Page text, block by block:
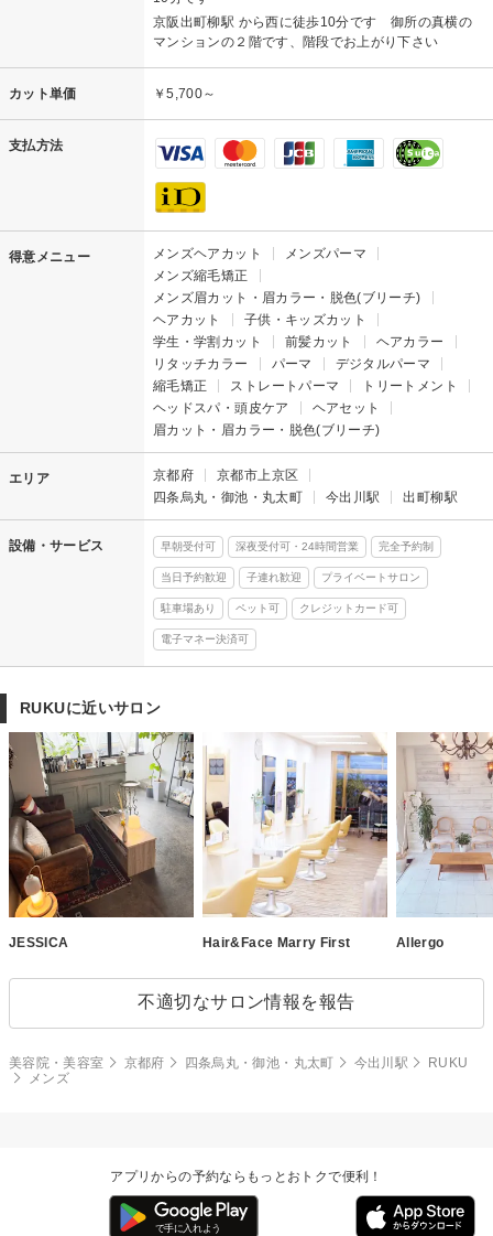
京阪出町柳駅 から西に徒歩10分です 御所の真横の
マンションの２階です、階段でお上がり下さい
カット単価 ￥5,700～
支払方法
得意メニュー メンズヘアカット
メンズパーマ
メンズ縮毛矯正
メンズ眉カット・眉カラー・脱色(ブリーチ)
ヘアカット
子供・キッズカット
学生・学割カット
前髪カット
ヘアカラー
リタッチカラー
パーマ
デジタルパーマ
縮毛矯正
ストレートパーマ
トリートメント
ヘッドスパ・頭皮ケア
ヘアセット
眉カット・眉カラー・脱色(ブリーチ)
エリア 京都府
京都市上京区
四条烏丸・御池・丸太町
今出川駅 出町柳駅
設備・サービス 早朝受付可 深夜受付可・24時間営業 完全予約制
当日予約歓迎 子連れ歓迎 プライベートサロン
駐車場あり ペット可 クレジットカード可
電子マネー決済可
RUKUに近いサロン
JESSICA Hair&Face Marry First Allergo
不適切なサロン情報を報告
美容院・美容室 京都府 四条烏丸・御池・丸太町 今出川駅
RUKU
メンズ
アプリからの予約ならもっとおトクで便利！